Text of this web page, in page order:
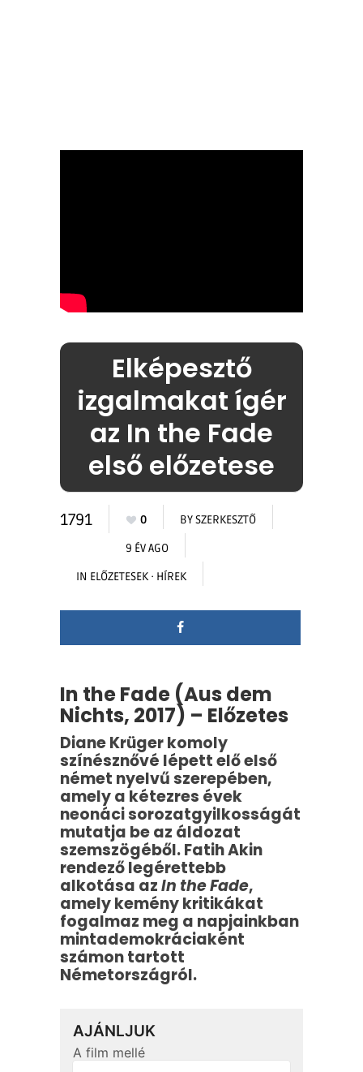
Elképesztő
izgalmakat ígér
az In the Fade
első előzetese
1791 0 BYSZERKESZTŐ
9 ÉV AGO
IN ELŐZETESEK · HÍREK
In the Fade (Aus dem
Nichts, 2017) – Előzetes
Diane Krüger komoly
színésznővé lépett elő első
német nyelvű szerepében,
amely a kétezres évek
neonáci sorozatgyilkosságát
mutatja be az áldozat
szemszögéből. Fatih Akin
rendező legérettebb
alkotása azIn the Fade,
amely kemény kritikákat
fogalmaz meg a napjainkban
mintademokráciaként
számon tartott
Németországról.